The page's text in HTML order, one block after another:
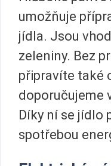
umožňuje
jídla. Jsou
zeleniny. Bez
připravíte také
doporučujeme
Díky ní se jídlo
spotřebou